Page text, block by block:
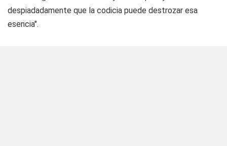
despiadadamente que la codicia puede destrozar esa
esencia".